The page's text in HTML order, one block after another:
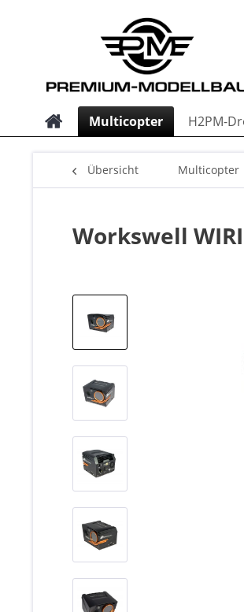
Multicopter H2PM-
Übersicht Multicopter
Workswell